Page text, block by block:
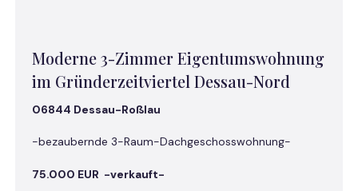
Moderne 3-Zimmer Eigentumswohnung
im Gründerzeitviertel Dessau-Nord
06844 Dessau-Roßlau
-bezaubernde 3-Raum-Dachgeschosswohnung-
75.000 EUR -verkauft-